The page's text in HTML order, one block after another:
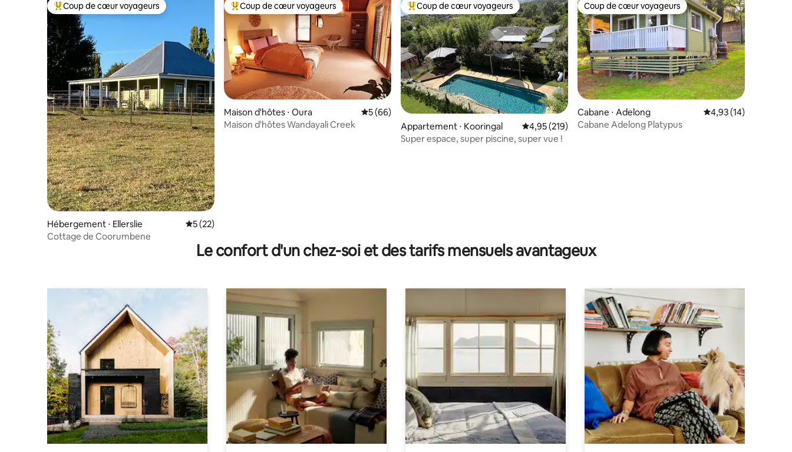
Coups de cœur voyageurs les plus appréciés
Coup de cœur voyageurs
Hébergement ⋅ Ellerslie Évaluation moyenne sur la base de 22 commentaires : 5 sur 5
5 (22)
Cottage de Coorumbene
Coups de cœur voyageurs les plus appréciés
Coup de cœur voyageurs
Maison d'hôtes ⋅ Oura Évaluation moyenne sur la base de 66 commentaires : 5 sur 5
5 (66)
Maison d'hôtes Wandayali Creek
Coups de cœur voyageurs les plus appréciés
Coup de cœur voyageurs
Appartement ⋅ Kooringal Évaluation moyenne sur la base de 219 commentaires : 4,95 sur 5
4,95 (219)
Super espace, super piscine, super vue !
Coup de cœur voyageurs
Coup de cœur voyageurs
Cabane ⋅ Adelong Évaluation moyenne
4,93 (14)
Cabane Adelong Platypus
Le confort d'un chez-soi et des tarifs mensuels avantageux